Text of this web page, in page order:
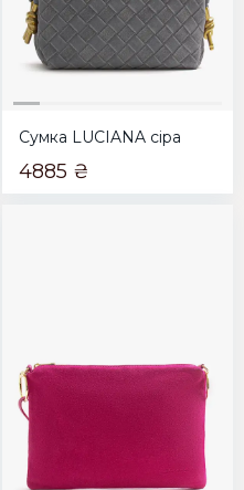
Сумка LUCIANA сіра
4885 ₴